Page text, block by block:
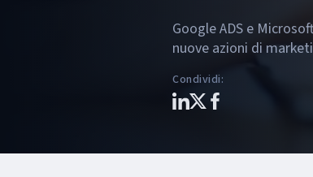
Google ADS e
nuove azioni di
Condividi: